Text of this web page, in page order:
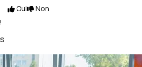
Oui Non